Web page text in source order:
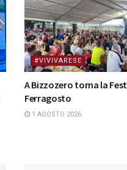
#VIVIVARESE
A Bizzozero torna la
Ferragosto
1 AGOSTO 2026